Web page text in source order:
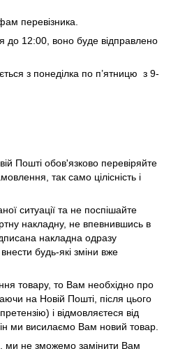
перевізника.
12:00, воно буде відправлено
з понеділка по п’ятницю з 9-
Пошті обов'язково перевіряйте
так само цілісність і
ситуації та не поспішайте
накладну, не впевнившись в
накладна одразу
будь-які зміни вже
товару, то Вам необхідно про
на Новій Пошті, після цього
і відмовляєтеся від
ми висилаємо Вам новий товар.
ми не зможемо замінити Вам